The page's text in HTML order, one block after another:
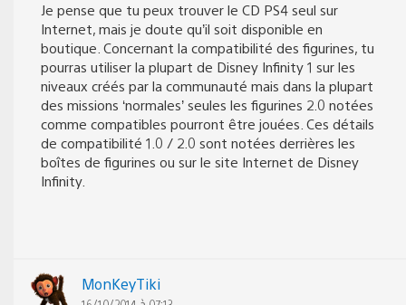
Je pense que tu peux trouver le CD PS4 seul sur
Internet, mais je doute qu’il soit disponible en
boutique. Concernant la compatibilité des figurines, tu
pourras utiliser la plupart de Disney Infinity 1 sur les
niveaux créés par la communauté mais dans la plupart
des missions ‘normales’ seules les figurines 2.0 notées
comme compatibles pourront être jouées. Ces détails
de compatibilité 1.0 / 2.0 sont notées derrières les
boîtes de figurines ou sur le site Internet de Disney
Infinity.
MonKeyTiki